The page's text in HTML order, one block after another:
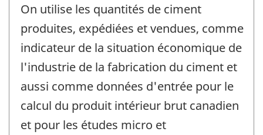
On utilise les quantités de ciment
produites, expédiées et vendues, comme
indicateur de la situation économique de
l'industrie de la fabrication du ciment et
aussi comme données d'entrée pour le
calcul du produit intérieur brut canadien
et pour les études micro et